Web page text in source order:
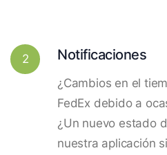
2 Notificaciones
¿Cambios en el
FedEx debido a
¿Un nuevo estado
nuestra aplicación